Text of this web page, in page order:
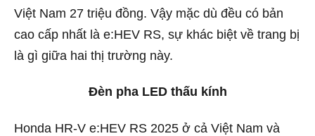
Việt Nam 27 triệu đồng. Vậy mặc dù đều có bản
cao cấp nhất là e:HEV RS, sự khác biệt về trang bị
là gì giữa hai thị trường này.
Đèn pha LED thấu kính
Honda HR-V e:HEV RS 2025 ở cả Việt Nam và